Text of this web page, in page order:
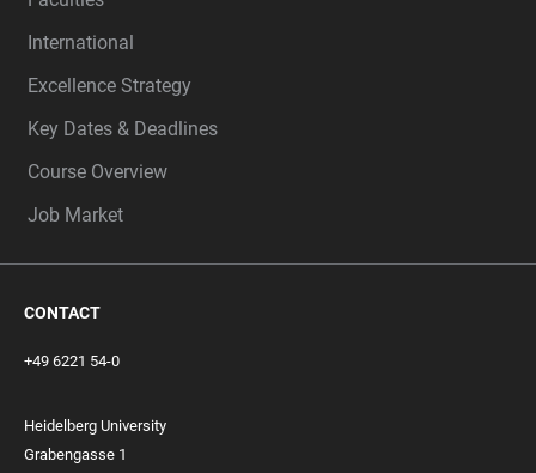
International
Excellence Strategy
Key Dates & Deadlines
Course Overview
Job Market
CONTACT
+49 6221 54-0
Heidelberg University
Grabengasse 1